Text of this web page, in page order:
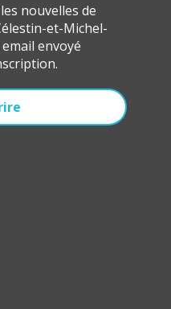
nouvelles de
et-Michel-
envoyé